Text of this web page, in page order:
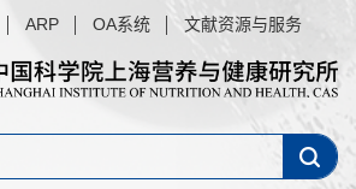
ARP OA系统 文献资源与服务